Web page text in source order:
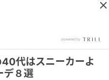
代はスニーカーよ
デ８選